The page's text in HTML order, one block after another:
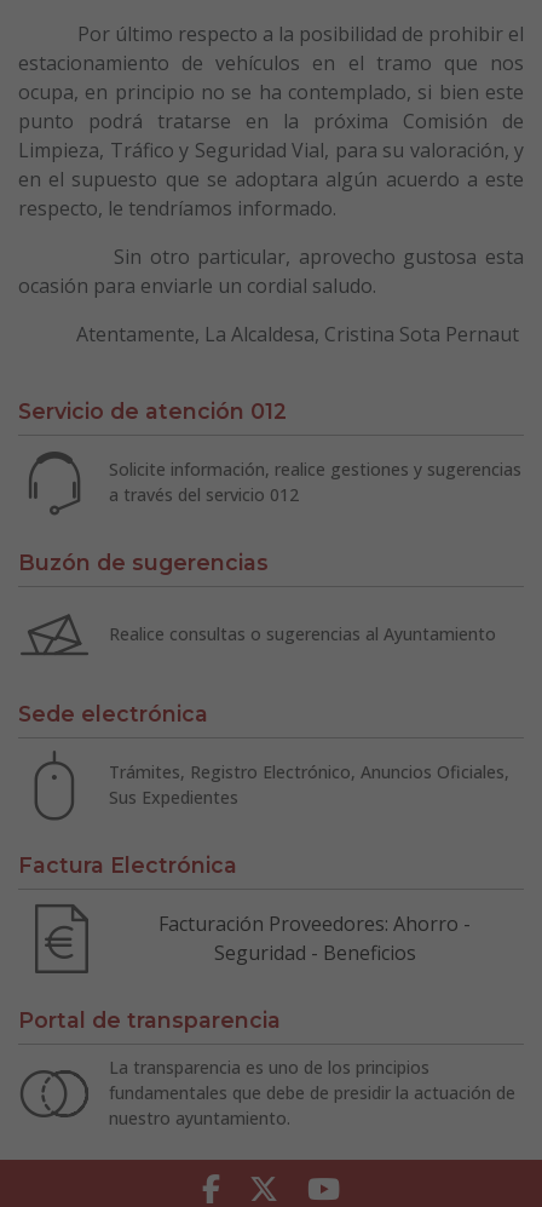
Por último respecto a la posibilidad de prohibir el
estacionamiento de vehículos en el tramo que nos
ocupa, en principio no se ha contemplado, si bien este
punto podrá tratarse en la próxima Comisión de
Limpieza, Tráfico y Seguridad Vial, para su valoración, y
en el supuesto que se adoptara algún acuerdo a este
respecto, le tendríamos informado.
Sin otro particular, aprovecho gustosa esta
ocasión para enviarle un cordial saludo.
Atentamente, La Alcaldesa, Cristina Sota Pernaut
Servicio de atención 012
Solicite información, realice gestiones y sugerencias
a través del servicio 012
Buzón de sugerencias
Realice consultas o sugerencias al Ayuntamiento
Sede electrónica
Trámites, Registro Electrónico, Anuncios Oficiales,
Sus Expedientes
Factura Electrónica
Facturación Proveedores: Ahorro -
Seguridad - Beneficios
Portal de transparencia
La transparencia es uno de los principios
fundamentales que debe de presidir la actuación de
nuestro ayuntamiento.
Facebook Twitter Youtube